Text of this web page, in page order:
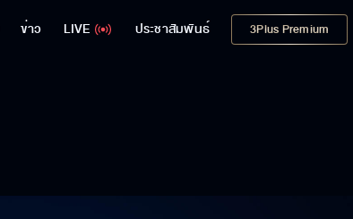
ข่าว LIVE ประชาสัมพันธ์ 3Plus Premium